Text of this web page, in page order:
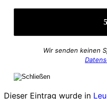
Wir senden keinen
Dieser Eintrag wurde in